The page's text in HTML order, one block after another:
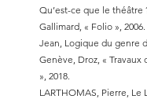
Qu’est-ce que le théâtre
Gallimard, « Folio »,
Jean, Logique du genre
Genève, Droz, « Travaux
», 2018.
LARTHOMAS, Pierre, Le